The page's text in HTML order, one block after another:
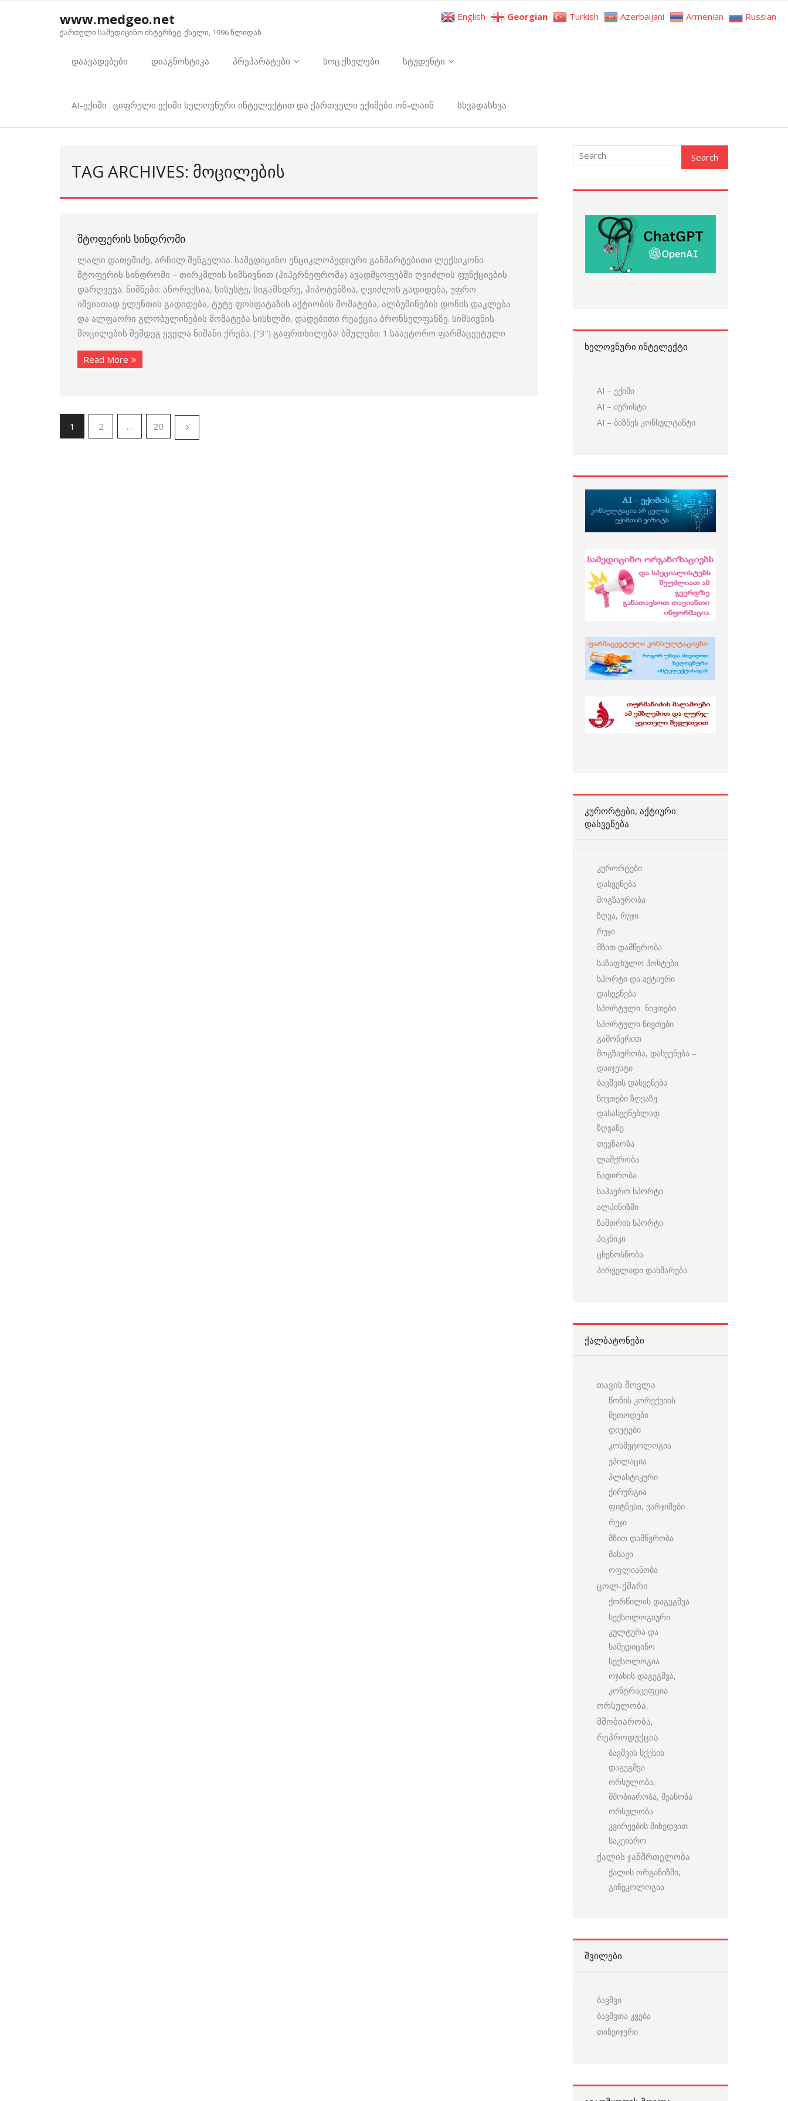
www.medgeo.net
ქართული სამედიცინო ინტერნეტ-ქსელი, 1996 წლიდან
დაავადებები დიაგნოსტიკა პრეპარატები სოც.ქსელები სტუდენტი
AI-ექიმი . ციფრული ექიმი ხელოვნური ინტელექტით და ქართველი ექიმები ონ-ლაინ სხვადასხვა
TAG ARCHIVES: ᲛᲝᲪᲘᲚᲔᲑᲘᲡ
ᲨᲢᲝᲤᲔᲠᲘᲡ ᲡᲘᲜᲓᲠᲝᲛᲘ
ლალი დათეშიძე, არჩილ შენგელია. სამედიცინო ენციკლოპედიური განმარტებითი ლექსიკონი
შტოფერის სინდრომი – თირკმლის სიმსივნით (ჰიპერნეფრომა) ავადმყოფებში ღვიძლის ფუნქციების
დარღვევა. ნიშნები: ანორექსია, სისუსტე, სიგამხდრე, ჰიპოტენზია, ღვიძლის გადიდება, უფრო
იშვიათად ელენთის გადიდება, ტუტე ფოსფატაზის აქტიობის მომატება, ალბუმინების დონის დაკლება
და ალფაორი გლობულინების მომატება სისხლში, დადებითი რეაქცია ბრონსულფანზე. სიმსივნის
მოცილების შემდეგ ყველა ნიშანი ქრება. [“3”] გაფრთხილება! ბმულები: 1.საავტორო ფარმაცევტული
Read More
1 2 … 20
ᲮᲔᲚᲝᲕᲜᲣᲠᲘ ᲘᲜᲢᲔᲚᲔᲥᲢᲘ
AI – ექიმი
AI – იურისტი
AI – ბიზნეს კონსულტანტი
ᲙᲣᲠᲝᲠᲢᲔᲑᲘ, ᲐᲥᲢᲘᲣᲠᲘ
ᲓᲐᲡᲕᲔᲜᲔᲑᲐ
კურორტები
დასვენება
მოგზაურობა
ზღვა, რუჯი
რუჯი
მზით დამწვრობა
საზაფხულო პოსტები
სპორტი და აქტიური
დასვენება
სპორტული ნივთები
სპორტული ნივთები
გამოწერით
მოგზაურობა, დასვენება –
დაიჯესტი
ბავშვის დასვენება
ნივთები ზღვაზე
დასასვენებლად
ზღვაზე
თევზაობა
ლაშქრობა
ნადირობა
საჰაერო სპორტი
ალპინიზმი
ზამთრის სპორტი
პიკნიკი
ცხენოსნობა
პირველადი დახმარება
ᲥᲐᲚᲑᲐᲢᲝᲜᲔᲑᲘ
თავის მოვლა
წონის კორექვიის
მეთოდები
დიეტები
კოსმეტოლოგია
ეპილაცია
პლასტიკური
ქირურგია
ფიტნესი, ვარჯიშები
რუჯი
მზით დამწვრობა
მასაჟი
ოფლიანობა
ცოლ-ქმარი
ქორწილის დაგეგმვა
სექსოლოგიური
კულტურა და
სამედიცინო
სექსოლოგია
ოჯახის დაგეგმვა,
კონტრაცეფცია
ორსულობა,
მშობიარობა,
რეპროდუქცია
ბავშვის სქესის
დაგეგმვა
ორსულობა,
მშობიარობა, მეანობა
ორსულობა
კვირეების მიხედვით
საკეისრო
ქალის ჯანმრთელობა
ქალის ორგანიზმი,
გინეკოლოგია
ᲨᲕᲘᲚᲔᲑᲘ
ბავშვი
ბავშვთა კვება
თინეიჯერი
English Georgian Turkish Azerbaijani Armenian Russian